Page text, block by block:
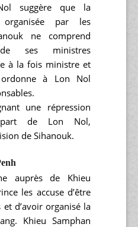
suggère que la
par les
ne comprend
ses ministres
à la fois ministre et
à Lon Nol
une répression
de Lon Nol,
de Sihanouk.
auprès de Khieu
les accuse d’être
d’avoir organisé la
Khieu Samphan